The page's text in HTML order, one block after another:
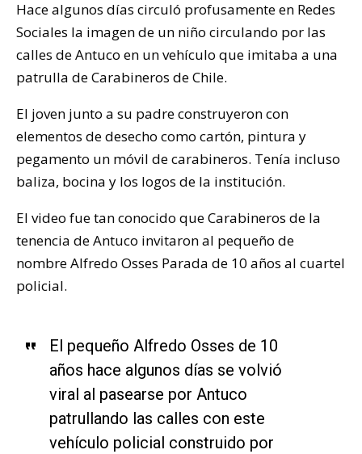
Hace algunos días circuló profusamente en Redes
Sociales la imagen de un niño circulando por las
calles de Antuco en un vehículo que imitaba a una
patrulla de Carabineros de Chile.
El joven junto a su padre construyeron con
elementos de desecho como cartón, pintura y
pegamento un móvil de carabineros. Tenía incluso
baliza, bocina y los logos de la institución.
El video fue tan conocido que Carabineros de la
tenencia de Antuco invitaron al pequeño de
nombre Alfredo Osses Parada de 10 años al cuartel
policial.
El pequeño Alfredo Osses de 10
años hace algunos días se volvió
viral al pasearse por Antuco
patrullando las calles con este
vehículo policial construido por